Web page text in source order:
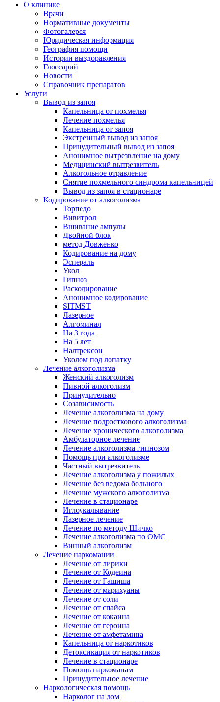
О клинике
Врачи
Нормативные документы
Фотогалерея
Юридическая информация
География помощи
Истории выздоравления
Глоссарий
Новости
Справочник препаратов
Услуги
Вывод из запоя
Капельница от похмелья
Лечение похмелья
Капельница от запоя
Экстренный вывод из запоя
Принудительный вывод из запоя
Анонимное вытрезвление на дому
Медицинский вытрезвитель
Алкогольное отравление
Снятие похмельного синдрома капельницей
Вывод из запоя в стационаре
Кодирование от алкоголизма
Торпедо
Вивитрол
Вшивание ампулы
Двойной блок
метод Довженко
Кодирование на дому
Эспераль
Укол
Гипноз
Раскодирование
Анонимное кодирование
SITMST
Лазерное
Алгоминал
На 3 года
На 5 лет
Налтрексон
Уколом под лопатку
Лечение алкоголизма
Женский алкоголизм
Пивной алкоголизм
Принудительно
Созависимость
Лечение алкоголизма на дому
Лечение подросткового алкоголизма
Лечение хронического алкоголизма
Амбулаторное лечение
Лечение алкоголизма гипнозом
Помощь при алкоголизме
Частный вытрезвитель
Лечение алкоголизма у пожилых
Лечение без ведома больного
Лечение мужского алкоголизма
Лечение в стационаре
Иглоукалывание
Лазерное лечение
Лечение по методу Шичко
Лечение алкоголизма по ОМС
Винный алкоголизм
Лечение наркомании
Лечение от лирики
Лечение от Кодеина
Лечение от Гашиша
Лечение от марихуаны
Лечение от соли
Лечение от спайса
Лечение от кокаина
Лечение от героина
Лечение от амфетамина
Капельница от наркотиков
Детоксикация от наркотиков
Лечение в стационаре
Помощь наркоманам
Принудительное лечение
Наркологическая помощь
Нарколог на дом